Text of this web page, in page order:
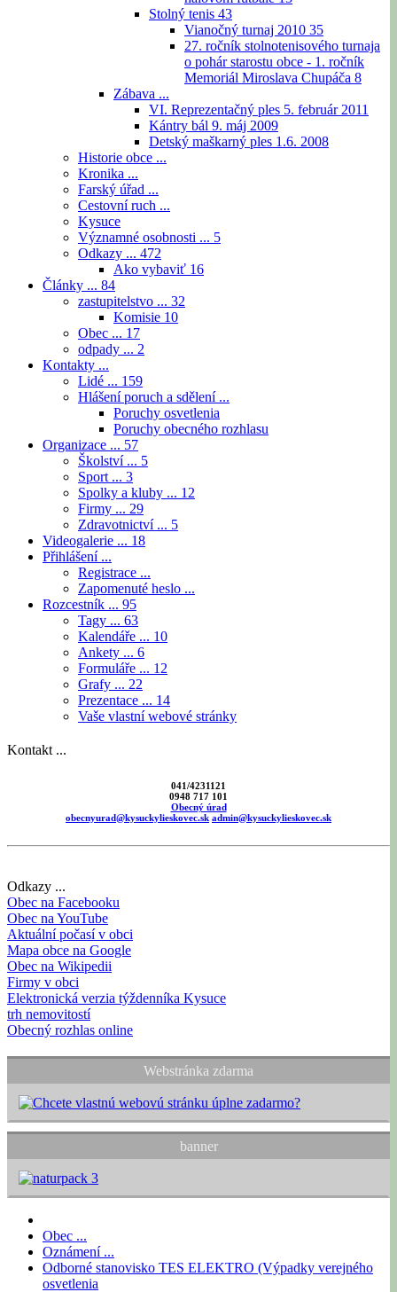
Stolný tenis 43
Vianočný turnaj 2010 35
27. ročník stolnotenisového turnaja
o pohár starostu obce - 1. ročník
Memoriál Miroslava Chupáča 8
Zábava ...
VI. Reprezentačný ples 5. február 2011
Kántry bál 9. máj 2009
Detský maškarný ples 1.6. 2008
Historie obce ...
Kronika ...
Farský úřad ...
Cestovní ruch ...
Kysuce
Významné osobnosti ... 5
Odkazy ... 472
Ako vybaviť 16
Články ... 84
zastupitelstvo ... 32
Komisie 10
Obec ... 17
odpady ... 2
Kontakty ...
Lidé ... 159
Hlášení poruch a sdělení ...
Poruchy osvetlenia
Poruchy obecného rozhlasu
Organizace ... 57
Školství ... 5
Sport ... 3
Spolky a kluby ... 12
Firmy ... 29
Zdravotnictví ... 5
Videogalerie ... 18
Přihlášení ...
Registrace ...
Zapomenuté heslo ...
Rozcestník ... 95
Tagy ... 63
Kalendáře ... 10
Ankety ... 6
Formuláře ... 12
Grafy ... 22
Prezentace ... 14
Vaše vlastní webové stránky
Kontakt ...
041/4231121
0948 717 101
Obecný úrad
obecnyurad@kysuckylieskovec.sk admin@kysuckylieskovec.sk
Odkazy ...
Obec na Facebooku
Obec na YouTube
Aktuální počasí v obci
Mapa obce na Google
Obec na Wikipedii
Firmy v obci
Elektronická verzia týždenníka Kysuce
trh nemovitostí
Obecný rozhlas online
Webstránka zdarma
banner
Obec ...
Oznámení ...
Odborné stanovisko TES ELEKTRO (Výpadky verejného
osvetlenia